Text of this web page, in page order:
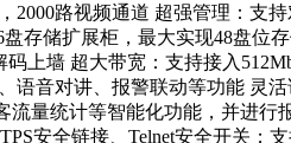
2000路视频通道 超强管理：
存储扩展柜，最大实现48盘位
上墙 超大带宽：支持接入
音对讲、报警联动等功能 灵
量统计等智能化功能，并进
安全链接、Telnet安全开关